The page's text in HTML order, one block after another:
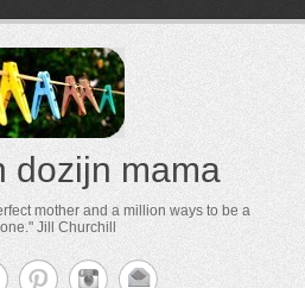
dozijn mama
mother and a million ways to be a
Jill Churchill